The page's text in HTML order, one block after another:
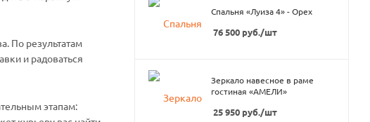
По результатам
и радоваться
этапам:
Спальня «Луиза 4» - Орех
76 500 руб./шт
Зеркало навесное в раме
гостиная «АМЕЛИ»
25 950 руб./шт